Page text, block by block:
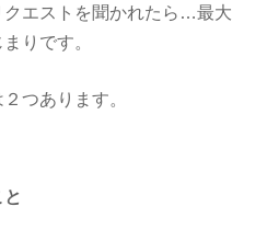
クエストを聞かれたら…最大
りです。
つあります。